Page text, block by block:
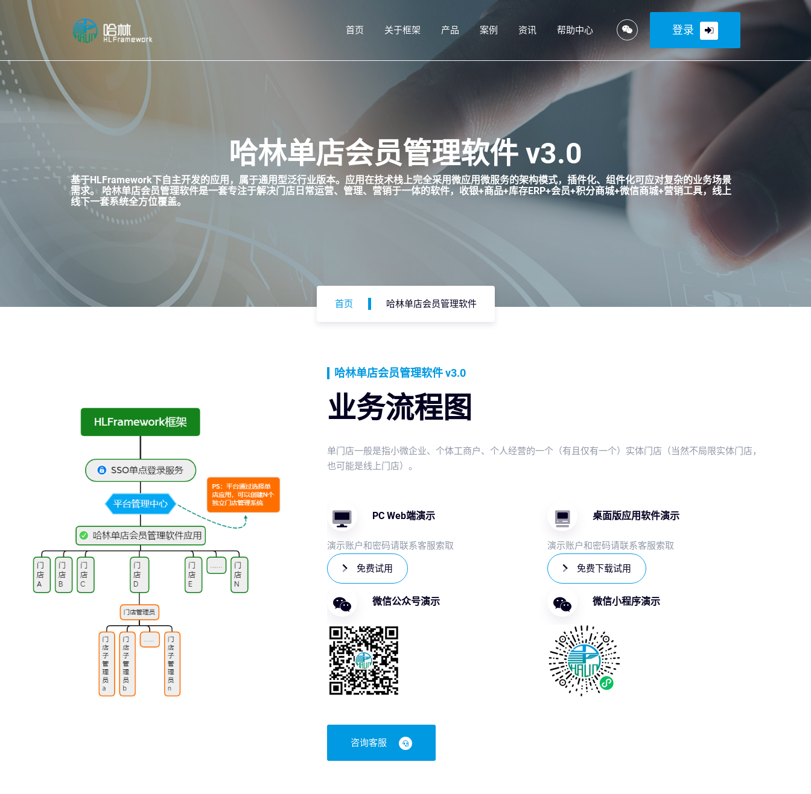
首页 关于框架 产品 案例 资讯 帮助中心 登录
哈林单店会员管理软件 v3.0
基于HLFramework下自主开发的应用，属于通用型泛行业版本。应用在技术栈上完全采用微应用微服务的架构模式，插件化、组件化可应对复杂的业务场景
需求。 哈林单店会员管理软件是一套专注于解决门店日常运营、管理、营销于一体的软件，收银+商品+库存ERP+会员+积分商城+微信商城+营销工具，线上
线下一套系统全方位覆盖。
首页 哈林单店会员管理软件
哈林单店会员管理软件 v3.0
业务流程图
单门店一般是指小微企业、个体工商户、个人经营的一个（有且仅有一个）实体门店（当然不局限实体门店，
也可能是线上门店）。
PC Web端演示
演示账户和密码请联系客服索取
免费试用
桌面版应用软件演示
演示账户和密码请联系客服索取
免费下载试用
微信公众号演示 微信小程序演示
咨询客服